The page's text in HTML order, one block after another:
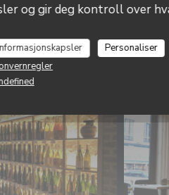
og gir deg kontroll over
Personaliser